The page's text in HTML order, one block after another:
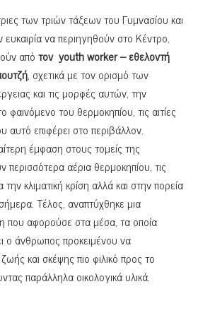
των τριών τάξεων του Γυμνασίου και
ευκαιρία να περιηγηθούν στο Κέντρο,
απότον youthworker– εθελοντή
, σχετικά με τον ορισμό των
και τις μορφές αυτών, την
φαινόμενο του θερμοκηπίου, τις αιτίες
αυτό επιφέρει στο περιβάλλον.
έμφαση στους τομείς της
περισσότερα αέρια θερμοκηπίου, τις
την κλιματική κρίση αλλά και στην πορεία
Τέλος, αναπτύχθηκε μια
που αφορούσε στα μέσα, τα οποία
ο άνθρωπος προκειμένου να
και σκέψης πιο φιλικό προς το
παράλληλα οικολογικά υλικά.